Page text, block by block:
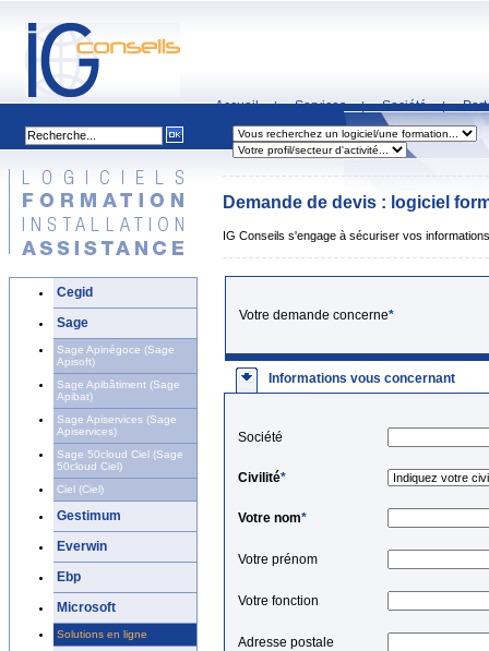
Accueil | Services | Société |
Cegid
Sage
Sage Apinégoce (Sage
Apisoft)
Sage Apibâtiment (Sage
Apibat)
Sage Apiservices (Sage
Apiservices)
Sage 50cloud Ciel (Sage
50cloud Ciel)
Ciel (Ciel)
Gestimum
Everwin
Ebp
Microsoft
Solutions en ligne
Demande de devis : logiciel
IG Conseils s'engage à sécuriser vos
Votre demande concerne*
Informations vous concernant
Société
Civilité*
Votre nom*
Votre prénom
Votre fonction
Adresse postale